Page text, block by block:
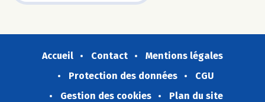
Accueil Contact
Mentions légales
Protection des données
CGU
Gestion des cookies
Plan du site